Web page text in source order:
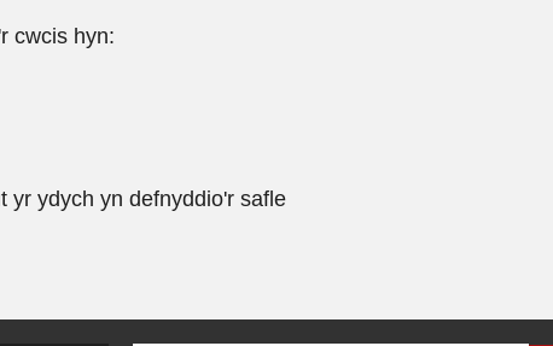
cwcis hyn:
yr ydych yn defnyddio'r safle